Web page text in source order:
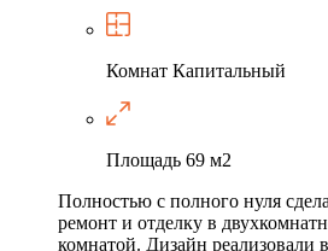
Комнат Капитальный
Площадь 69 м2
Полностью с полного нуля
ремонт и отделку в
комнатой. Дизайн реализовали